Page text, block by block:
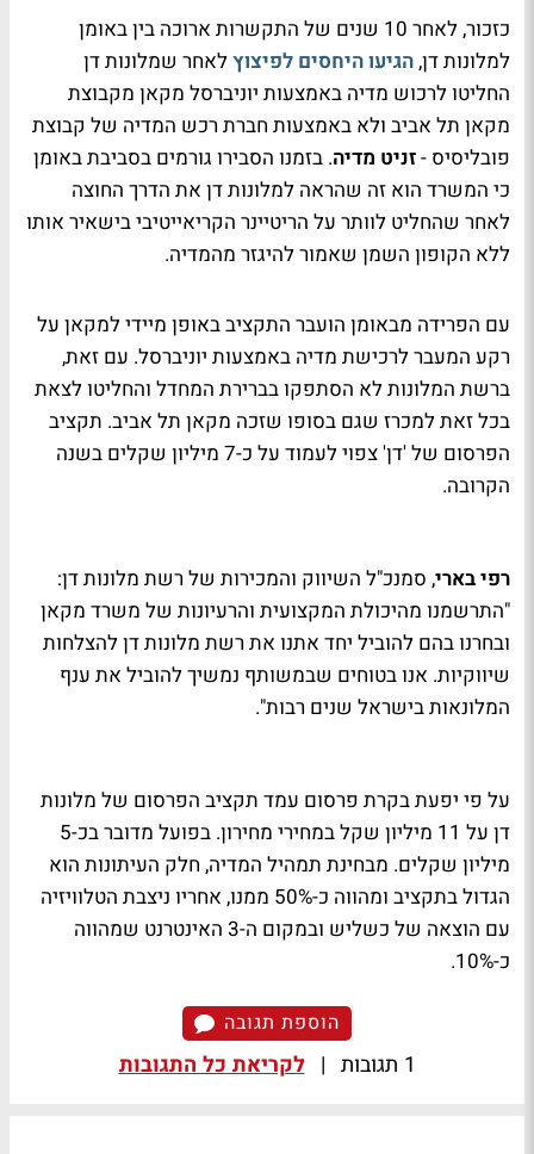
כזכור, לאחר 10 שנים של התקשרות ארוכה בין באומן
למלונות דן,הגיעו היחסים לפיצוץלאחר שמלונות דן
החליטו לרכוש מדיה באמצעות יוניברסל מקאן מקבוצת
מקאן תל אביב ולא באמצעות חברת רכש המדיה של קבוצת
פובליסיס -זניט מדיה. בזמנו הסבירו גורמים בסביבת באומן
כי המשרד הוא זה שהראה למלונות דן את הדרך החוצה
לאחר שהחליט לוותר על הריטיינר הקריאייטיבי בישאיר אותו
ללא הקופון השמן שאמור להיגזר מהמדיה.
עם הפרידה מבאומן הועבר התקציב באופן מיידי למקאן על
רקע המעבר לרכישת מדיה באמצעות יוניברסל. עם זאת,
ברשת המלונות לא הסתפקו בברירת המחדל והחליטו לצאת
בכל זאת למכרז שגם בסופו שזכה מקאן תל אביב. תקציב
הפרסום של 'דן' צפוי לעמוד על כ-7 מיליון שקלים בשנה
הקרובה.
רפי בארי, סמנכ"ל השיווק והמכירות של רשת מלונות דן:
"התרשמנו מהיכולת המקצועית והרעיונות של משרד מקאן
ובחרנו בהם להוביל יחד אתנו את רשת מלונות דן להצלחות
שיווקיות. אנו בטוחים שבמשותף נמשיך להוביל את ענף
המלונאות בישראל שנים רבות".
על פי יפעת בקרת פרסום עמד תקציב הפרסום של מלונות
דן על 11 מיליון שקל במחירי מחירון. בפועל מדובר בכ-5
מיליון שקלים. מבחינת תמהיל המדיה, חלק העיתונות הוא
הגדול בתקציב ומהווה כ-50% ממנו, אחריו ניצבת הטלוויזיה
עם הוצאה של כשליש ובמקום ה-3 האינטרנט שמהווה
כ-10%.
הוספת תגובה
1 תגובות | לקריאת כל התגובות